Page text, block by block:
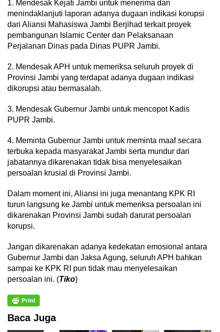
1. Mendesak Kejati Jambi untuk menerima dan
menindaklanjuti laporan adanya dugaan indikasi korupsi
dari Aliansi Mahasiswa Jambi Berjihad terkait proyek
pembangunan Islamic Center dan Pelaksanaan
Perjalanan Dinas pada Dinas PUPR Jambi.
2. Mendesak APH untuk memeriksa seluruh proyek di
Provinsi Jambi yang terdapat adanya dugaan indikasi
dikorupsi atau bermasalah.
3. Mendesak Gubernur Jambi untuk mencopot Kadis
PUPR Jambi.
4. Meminta Gubernur Jambi untuk meminta maaf secara
terbuka kepada masyarakat Jambi serta mundur dari
jabatannya dikarenakan tidak bisa menyelesaikan
persoalan krusial di Provinsi Jambi.
Dalam moment ini, Aliansi ini juga menantang KPK RI
turun langsung ke Jambi untuk memeriksa persoalan ini
dikarenakan Provinsi Jambi sudah darurat persoalan
korupsi.
Jangan dikarenakan adanya kedekatan emosional antara
Gubernur Jambi dan Jaksa Agung, seluruh APH bahkan
sampai ke KPK RI pun tidak mau menyelesaikan
persoalan ini. (Tiko)
Baca Juga